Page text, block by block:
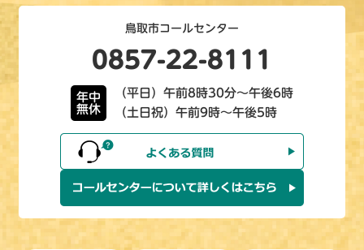
鳥取市コールセンター
0857-22-8111
年中
無休
（平日）午前8時30分～午後6時
（土日祝）午前9時～午後5時